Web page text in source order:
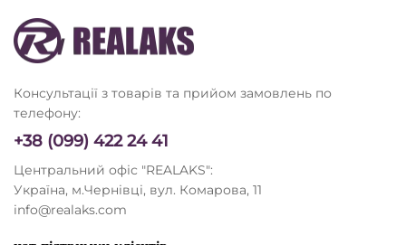
Консультації з товарів та прийом замовлень по
телефону:
+38 (099) 422 24 41
Центральний офіс "REALAKS":
Україна, м.Чернівці, вул. Комарова, 11
info@realaks.com